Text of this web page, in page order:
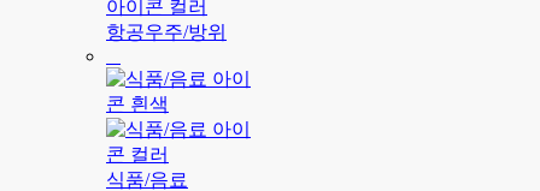
항공우주/방위
식품/음료